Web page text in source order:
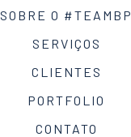
SOBRE O #TEAMBP
SERVIÇOS
CLIENTES
PORTFOLIO
CONTATO